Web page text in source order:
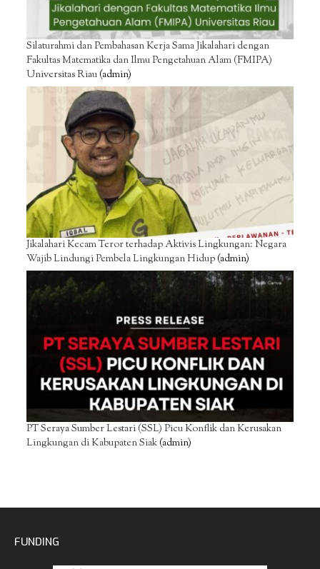
Silaturahmi dan Pembahasan Kerja Sama Jikalahari dengan
Fakultas Matematika dan Ilmu Pengetahuan Alam (FMIPA)
Universitas Riau(admin)
Jikalahari Kecam Teror terhadap Aktivis Lingkungan: Negara
Wajib Lindungi Pembela Lingkungan Hidup(admin)
PT Seraya Sumber Lestari (SSL) Picu Konflik dan Kerusakan
Lingkungan di Kabupaten Siak(admin)
FUNDING